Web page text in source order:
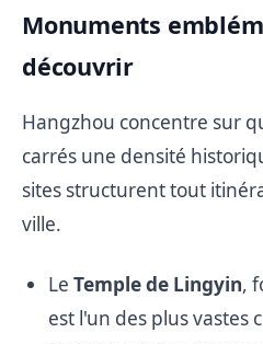
Monuments
découvrir
Hangzhou concentre sur
carrés une densité
sites structurent tout
ville.
Le Temple de Lingyin,
est l'un des plus vastes